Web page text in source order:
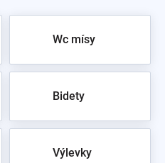
Wc mísy
Bidety
Výlevky